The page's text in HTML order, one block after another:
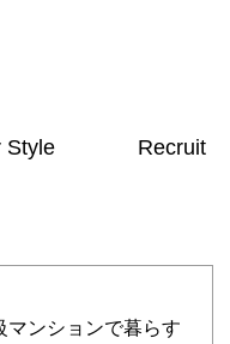
Style Recruit
マンションで暮らす